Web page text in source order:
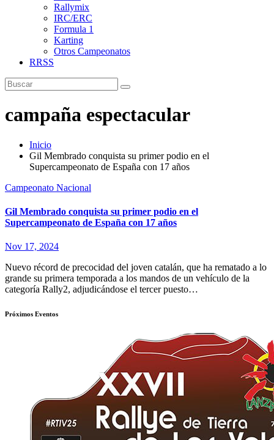
Rallymix
IRC/ERC
Formula 1
Karting
Otros Campeonatos
RRSS
campaña espectacular
Inicio
Gil Membrado conquista su primer podio en el
Supercampeonato de España con 17 años
Campeonato Nacional
Gil Membrado conquista su primer podio en el
Supercampeonato de España con 17 años
Nov 17, 2024
Nuevo récord de precocidad del joven catalán, que ha rematado a lo
grande su primera temporada a los mandos de un vehículo de la
categoría Rally2, adjudicándose el tercer puesto…
Próximos Eventos